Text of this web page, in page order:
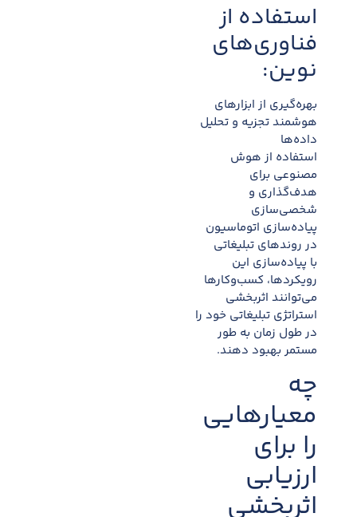
استفاده از
فناوری‌های
نوین:
بهره‌گیری از ابزارهای
هوشمند تجزیه و تحلیل
داده‌ها
استفاده از هوش
مصنوعی برای
هدف‌گذاری و
شخصی‌سازی
پیاده‌سازی اتوماسیون
در روند‌های تبلیغاتی
با پیاده‌سازی این
رویکردها، کسب‌وکارها
می‌توانند اثربخشی
استراتژی تبلیغاتی خود را
در طول زمان به طور
مستمر بهبود دهند.
چه
معیارهایی
را برای
ارزیابی
اثربخشی